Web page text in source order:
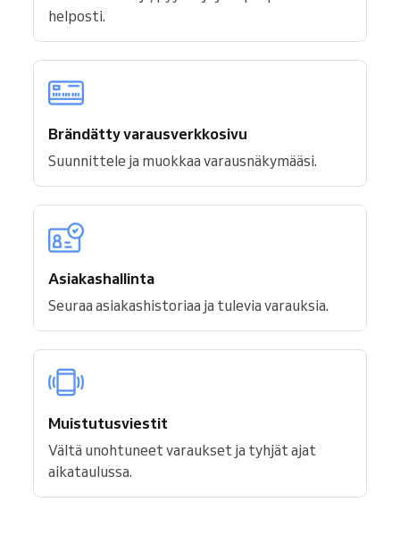
helposti.
Brändätty varausverkkosivu
Suunnittele ja muokkaa varausnäkymääsi.
Asiakashallinta
Seuraa asiakashistoriaa ja tulevia varauksia.
Muistutusviestit
Vältä unohtuneet varaukset ja tyhjät ajat
aikataulussa.